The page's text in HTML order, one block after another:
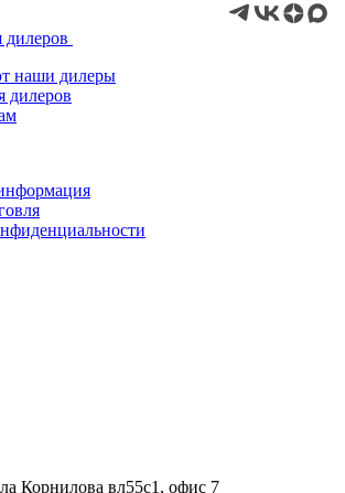
наши дилеры
дилеров
Корнилова вл55с1, офис 7